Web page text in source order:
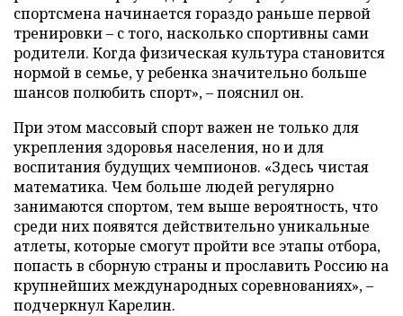
спортсмена начинается гораздо раньше первой
тренировки – с того, насколько спортивны сами
родители. Когда физическая культура становится
нормой в семье, у ребенка значительно больше
шансов полюбить спорт», – пояснил он.
При этом массовый спорт важен не только для
укрепления здоровья населения, но и для
воспитания будущих чемпионов. «Здесь чистая
математика. Чем больше людей регулярно
занимаются спортом, тем выше вероятность, что
среди них появятся действительно уникальные
атлеты, которые смогут пройти все этапы отбора,
попасть в сборную страны и прославить Россию на
крупнейших международных соревнованиях», –
подчеркнул Карелин.